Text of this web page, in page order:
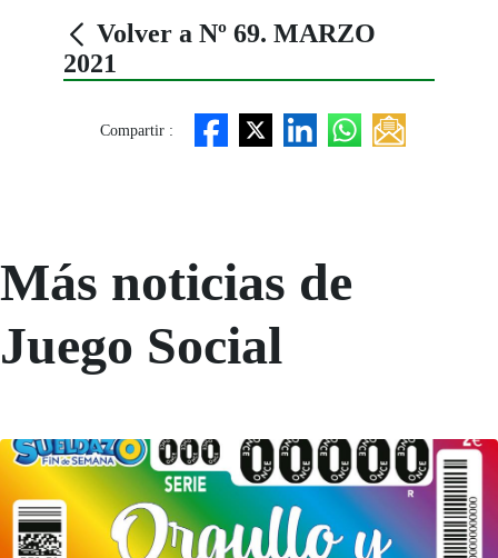
Volver a Nº 69. MARZO
2021
Compartir :
Más noticias de
Juego Social